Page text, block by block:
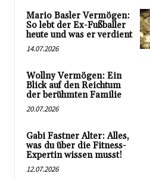
Mario Basler Vermögen:
So lebt der Ex-Fußballer
heute und was er verdient
14.07.2026
Wollny Vermögen: Ein
Blick auf den Reichtum
der berühmten Familie
20.07.2026
Gabi Fastner Alter: Alles,
was du über die Fitness-
Expertin wissen musst!
12.07.2026